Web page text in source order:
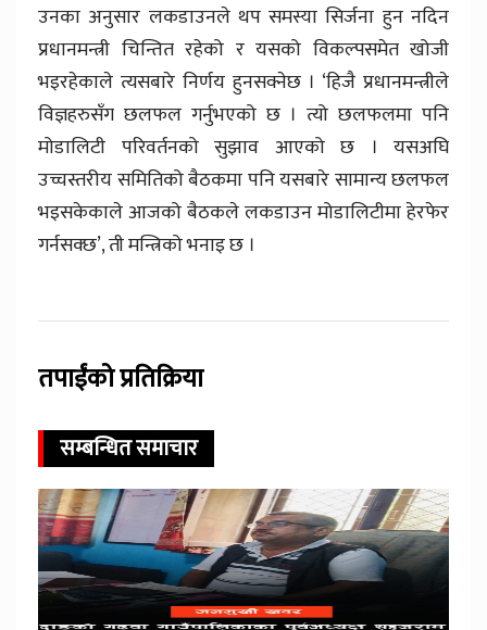
उनका अनुसार लकडाउनले थप समस्या सिर्जना हुन नदिन
प्रधानमन्त्री चिन्तित रहेको र यसको विकल्पसमेत खोजी
भइरहेकाले त्यसबारे निर्णय हुनसक्नेछ । ‘हिजै प्रधानमन्त्रीले
विज्ञहरुसँग छलफल गर्नुभएको छ । त्यो छलफलमा पनि
मोडालिटी परिवर्तनको सुझाव आएको छ । यसअघि
उच्चस्तरीय समितिको बैठकमा पनि यसबारे सामान्य छलफल
भइसकेकाले आजको बैठकले लकडाउन मोडालिटीमा हेरफेर
गर्नसक्छ’, ती मन्त्रिको भनाइ छ ।
तपाईंको प्रतिक्रिया
सम्बन्धित समाचार